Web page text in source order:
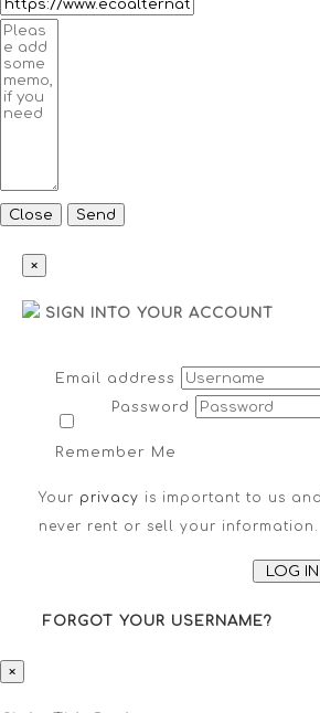
Close Send
×
SIGN INTO YOUR ACCOUNT
Email address
Password
Remember Me
Your privacy is important to us and
never rent or sell your information.
LOG IN
FORGOT YOUR USERNAME?
×